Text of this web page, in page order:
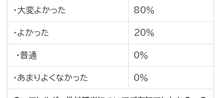
・大変よかった 80％
・よかった 20％
・普通 0％
・あまりよくなかった 0％